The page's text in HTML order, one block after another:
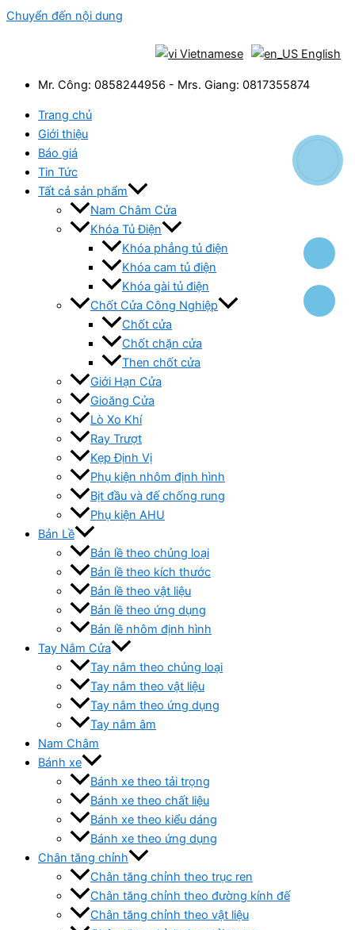
Chuyển đến nội dung
Vietnamese English
Mr. Công: 0858244956 - Mrs. Giang: 0817355874
Trang chủ
Giới thiệu
Báo giá
Tin Tức
Tất cả sản phẩm
Nam Châm Cửa
Khóa Tủ Điện
Khóa phẳng tủ điện
Khóa cam tủ điện
Khóa gài tủ điện
Chốt Cửa Công Nghiệp
Chốt cửa
Chốt chặn cửa
Then chốt cửa
Giới Hạn Cửa
Gioăng Cửa
Lò Xo Khí
Ray Trượt
Kẹp Định Vị
Phụ kiện nhôm định hình
Bịt đầu và đế chống rung
Phụ kiện AHU
Bản Lề
Bản lề theo chủng loại
Bản lề theo kích thước
Bản lề theo vật liệu
Bản lề theo ứng dụng
Bản lề nhôm định hình
Tay Nắm Cửa
Tay nắm theo chủng loại
Tay nắm theo vật liệu
Tay nắm theo ứng dụng
Tay nắm âm
Nam Châm
Bánh xe
Bánh xe theo tải trọng
Bánh xe theo chất liệu
Bánh xe theo kiểu dáng
Bánh xe theo ứng dụng
Chân tăng chỉnh
Chân tăng chỉnh theo trục ren
Chân tăng chỉnh theo đường kính đế
Chân tăng chỉnh theo vật liệu